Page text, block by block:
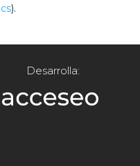
).
Desarrolla: